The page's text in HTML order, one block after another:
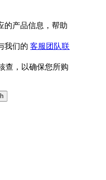
的产品信息，帮助
我们的客服团队联
查，以确保您所购